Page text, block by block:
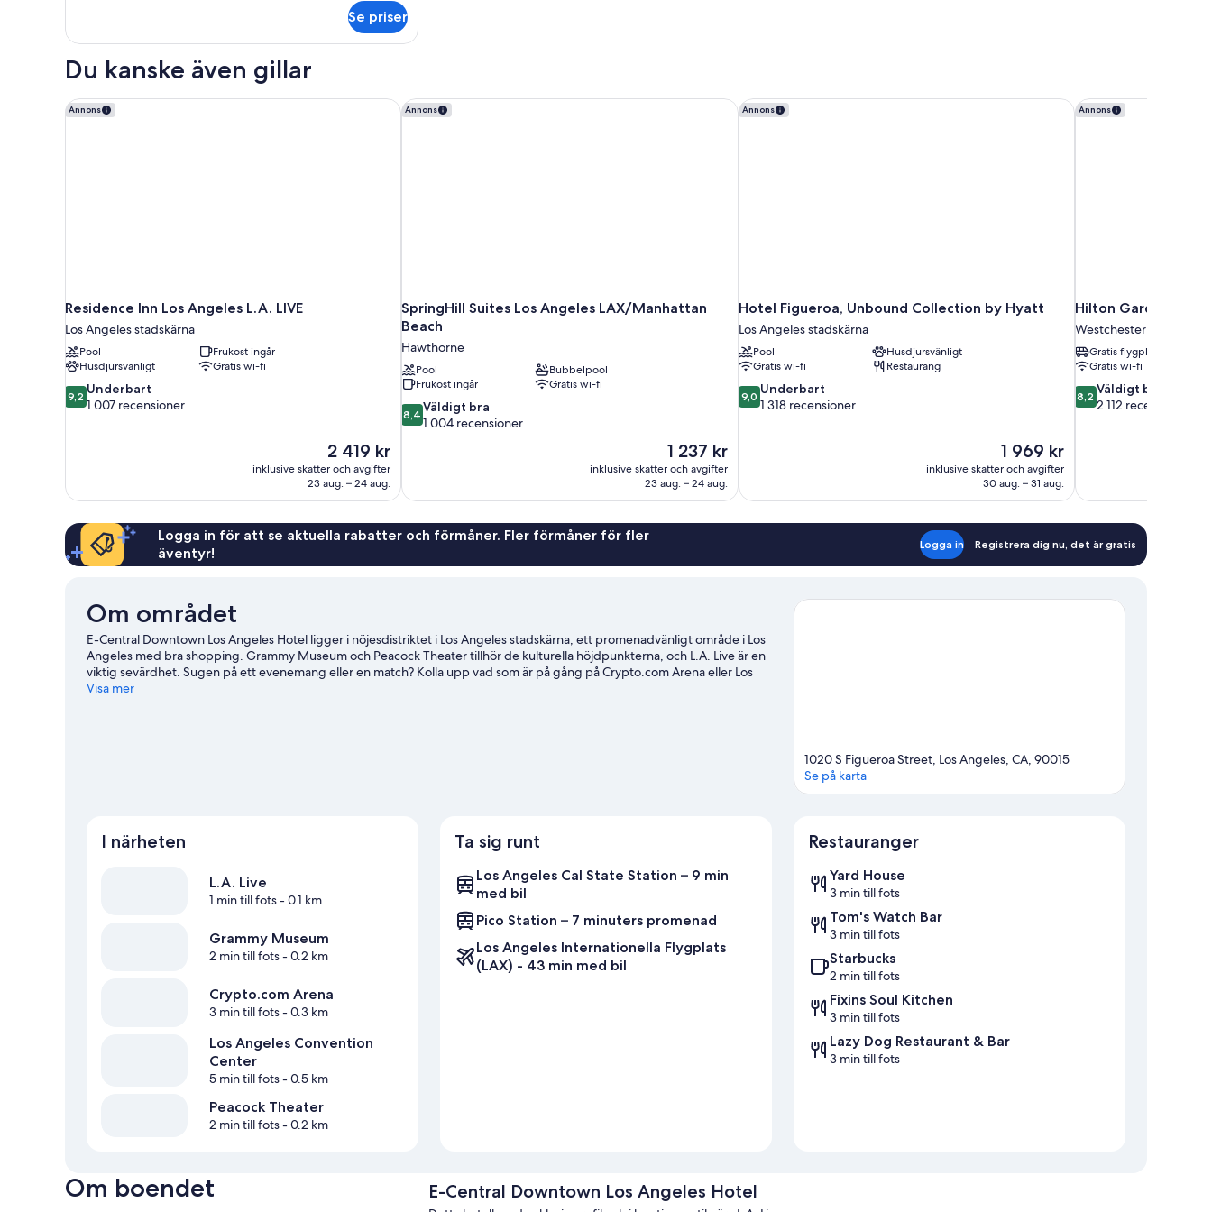
rum
Se priser
Du kanske även gillar
Annons
Residence Inn Los Angeles L.A. LIVE
Los Angeles stadskärna
Pool
Frukost ingår
Husdjursvänligt
Gratis wi-fi
9.2
av
9,2 Underbart
1 007 recensioner
Priset
är
2 419 kr
2 419 kr
inklusive skatter och avgifter
23 aug. – 24 aug.
Residence Inn Los Angeles L.A. LIVE Annons
SpringHill Suites Los Angeles LAX/Manhattan
Beach
Hawthorne
Pool
Bubbelpool
Frukost ingår
Gratis wi-fi
8.4
av
1 004 recensioner
8,4 Väldigt bra
1 004 recensioner
Priset
är
1 237 kr
1 237 kr
inklusive skatter och avgifter
23 aug. – 24 aug.
SpringHill Suites Los Angeles LAX/Manhattan Beach Annons
Hotel Figueroa, Unbound Collection by Hyatt
Los Angeles stadskärna
Pool
Husdjursvänligt
Gratis wi-fi
Restaurang
9.0
av
9,0 Underbart
1 318 recensioner
Priset
är
1 969 kr
1 969 kr
inklusive skatter och avgifter
30 aug. – 31 aug.
Hotel Figueroa, Unbound Collection by Hyatt Annons
Hilton Garden Inn
Westchester
Gratis flygplatstransfer
Gratis wi-fi
8.2
av
8,2 Väldigt bra
2 112 recensioner
Hilton Garden Inn
Logga in för att se aktuella rabatter och förmåner. Fler förmåner för fler
äventyr!
Logga in Registrera dig nu, det är gratis
Om området
E-Central Downtown Los Angeles Hotel ligger i nöjesdistriktet i Los Angeles stadskärna, ett promenadvänligt område i Los
Angeles med bra shopping. Grammy Museum och Peacock Theater tillhör de kulturella höjdpunkterna, och L.A. Live är en
viktig sevärdhet. Sugen på ett evenemang eller en match? Kolla upp vad som är på gång på Crypto.com Arena eller Los
Angeles Convention Center. Gäster uppskattar detta hotell för det centrala läget.
Visa mer
1020 S Figueroa Street, Los Angeles, CA, 90015
Se på karta
I närheten
L.A. Live
1 min till fots- 0.1 km
Grammy Museum
2 min till fots- 0.2 km
Crypto.com Arena
3 min till fots- 0.3 km
Los Angeles Convention
Center
5 min till fots- 0.5 km
Peacock Theater
2 min till fots- 0.2 km
Ta sig runt
Los Angeles Cal State Station – 9 min
med bil
Pico Station – 7 minuters promenad
Los Angeles Internationella Flygplats
(LAX) - 43 min med bil
Restauranger
Yard House
3 min till fots
Tom's Watch Bar
3 min till fots
Starbucks
2 min till fots
Fixins Soul Kitchen
3 min till fots
Lazy Dog Restaurant & Bar
3 min till fots
Om boendet E-Central Downtown Los Angeles Hotel